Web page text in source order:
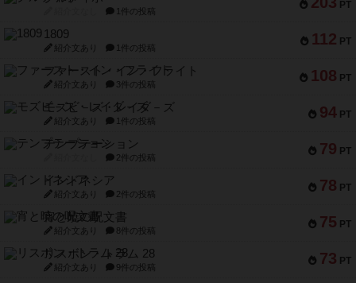
PT
1件の投稿
112 PT
1809
紹介文あり 1件の投稿
108 PT
ファースト・イン・フライト
紹介文あり 3件の投稿
94 PT
モズビ－ズ・レイダ－ズ
紹介文あり 1件の投稿
79 PT
テンプテーション
2件の投稿
78 PT
インドネシア
紹介文あり 2件の投稿
75 PT
宵と暁の呪文書
紹介文あり 8件の投稿
73 PT
リスボン・トラム 28
紹介文あり 9件の投稿